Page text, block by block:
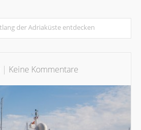
der Adriaküste entdecken
| Keine Kommentare